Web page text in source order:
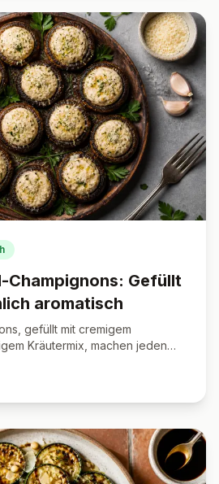
Champignons: Gefüllt
aromatisch
gefüllt mit cremigem
Kräutermix, machen jeden